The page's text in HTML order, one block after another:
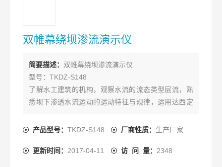
双帷幕绕坝渗流演示仪
简要描述： 双帷幕绕坝渗流演示仪
型号：TKDZ-S148
了解水工建筑的机构，观察水流的流态类型层流，熟
悉坝下渗透水流运动的运动特征与规律，运用达西定
系统组成：
位，流量控制阀，示踪剂控制阀，流量观测孔，示踪
产品型号：TKDZ-S148 厂商性质： 生产厂家
更新时间： 2017-04-11 访 问 量： 2348